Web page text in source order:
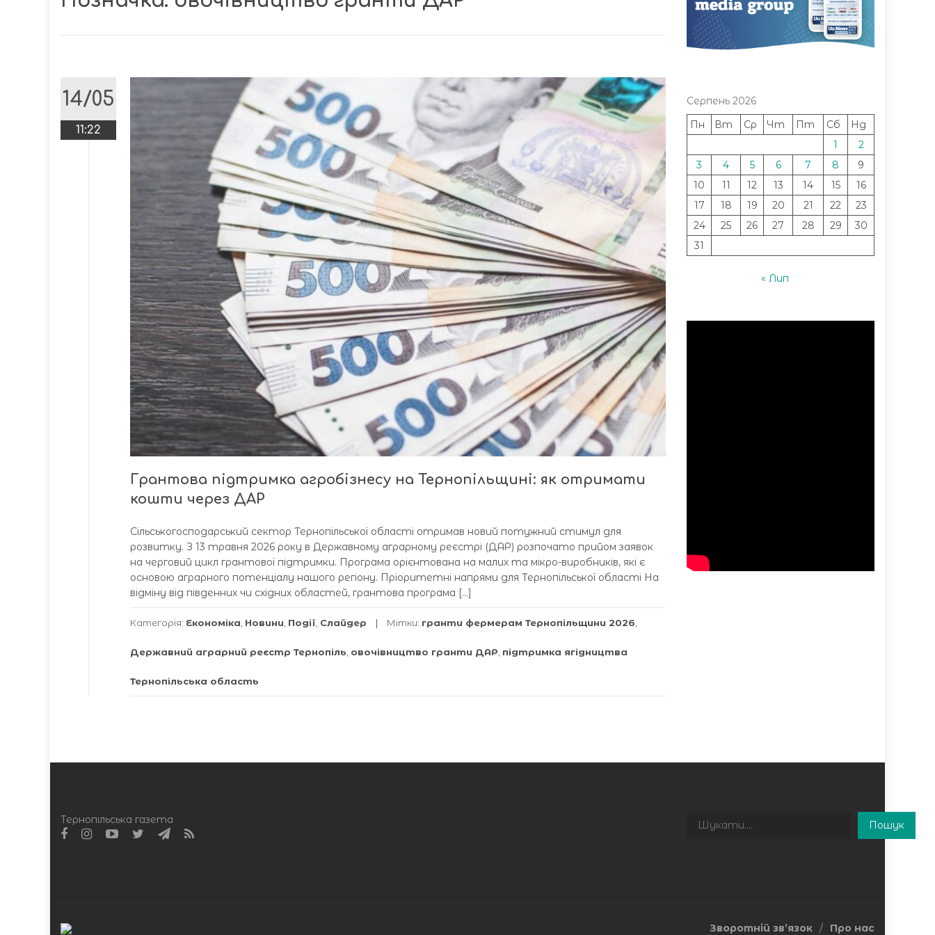
14/05
11:22
Грантова підтримка агробізнесу на Тернопільщині: як отримати
кошти через ДАР
Сільськогосподарський сектор Тернопільської області отримав новий потужний стимул для
розвитку. З 13 травня 2026 року в Державному аграрному реєстрі (ДАР) розпочато прийом заявок
на черговий цикл грантової підтримки. Програма орієнтована на малих та мікро-виробників, які є
основою аграрного потенціалу нашого регіону. Пріоритетні напрями для Тернопільської області На
відміну від південних чи східних областей, грантова програма […]
Категорія: Економіка Новини Події Слайдер Мітки: гранти фермерам Тернопільщини 2026
Державний аграрний реєстр Тернопіль овочівництво гранти ДАР підтримка ягідництва
Тернопільська область
Серпень 2026
Пн
Вт Ср Чт Пт Сб
Нд
1
2
3
4 5 6 7 8
9
10
11 12 13 14 15
16
17
18 19 20 21 22
23
24
25 26 27 28 29
30
31
« Лип
Тернопільська газета Пошук
Пошук
Зворотній зв’язок Про нас